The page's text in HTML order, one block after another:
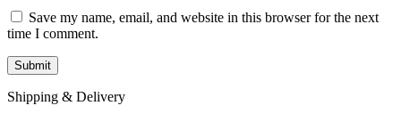
Save my name, email, and website in this browser for the next
time I comment.
Shipping & Delivery